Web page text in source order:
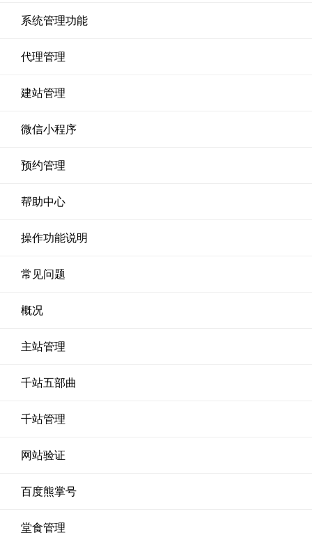
系统管理功能
代理管理
建站管理
微信小程序
预约管理
帮助中心
操作功能说明
常见问题
概况
主站管理
千站五部曲
千站管理
网站验证
百度熊掌号
堂食管理